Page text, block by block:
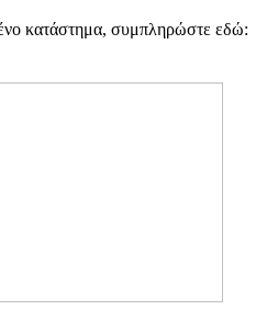
κατάστημα, συμπληρώστε εδώ: